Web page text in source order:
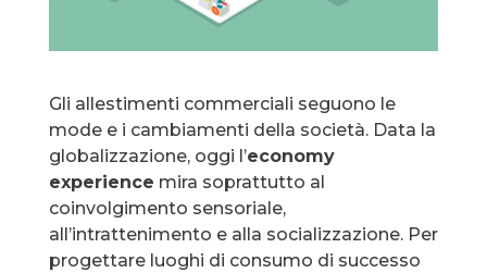
Gli allestimenti commerciali seguono le
mode e i cambiamenti della società. Data la
globalizzazione, oggi l’economy
experience mira soprattutto al
coinvolgimento sensoriale,
all’intrattenimento e alla socializzazione. Per
progettare luoghi di consumo di successo